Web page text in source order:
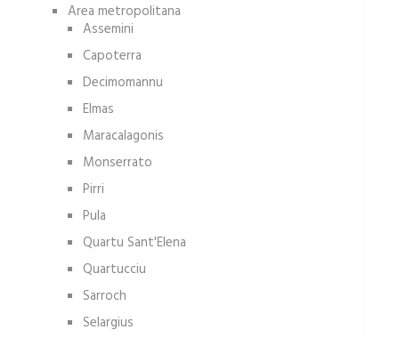
Area metropolitana
Assemini
Capoterra
Decimomannu
Elmas
Maracalagonis
Monserrato
Pirri
Pula
Quartu Sant'Elena
Quartucciu
Sarroch
Selargius